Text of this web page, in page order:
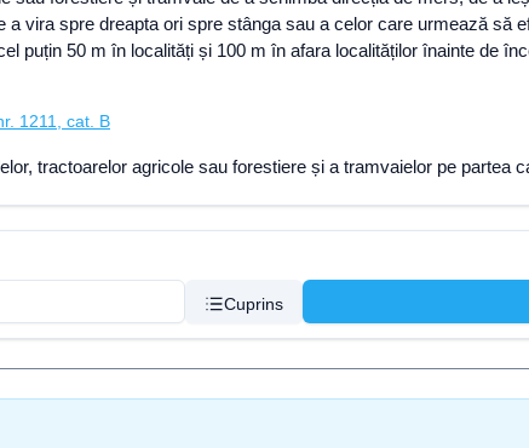
vira spre dreapta ori spre stânga sau a celor care urmează să
puțin 50 m în localități și 100 m în afara localităților înainte de
1211, cat. B
tractoarelor agricole sau forestiere și a tramvaielor pe partea
Cuprins